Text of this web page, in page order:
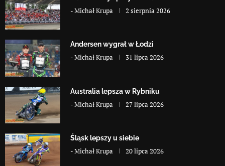
-Michał Krupa 2 sierpnia 2026
Andersen wygrał w Łodzi
-Michał Krupa 31 lipca 2026
Australia lepsza w Rybniku
-Michał Krupa 27 lipca 2026
Śląsk lepszy u siebie
-Michał Krupa 20 lipca 2026